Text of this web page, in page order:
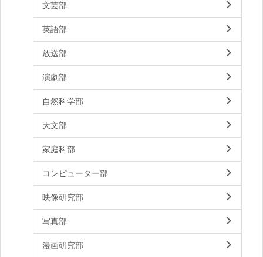
文芸部
英語部
放送部
演劇部
自然科学部
天文部
家庭科部
コンピューター部
映像研究部
写真部
漫画研究部